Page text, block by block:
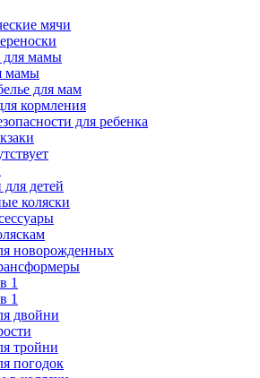
мячи
для мамы
мамы
для мам
кормления
для ребенка
детей
коляски
новорожденных
1
1
двойни
тройни
погодок